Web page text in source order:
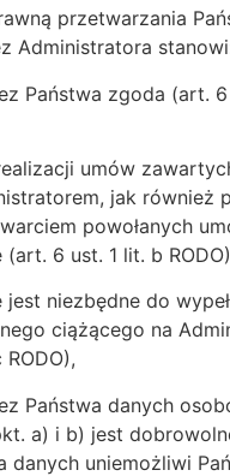
przetwarzania
Administratora
Państwa zgoda (art. 6
umów
jak również
powołanych
(art. 6 ust. 1 lit. b
niezbędne do
ciążącego na
Państwa danych
a) i b) jest
danych uniemożliwi